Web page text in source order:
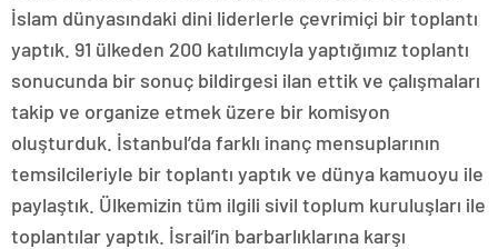
İslam dünyasındaki dini liderlerle çevrimiçi bir toplantı
yaptık. 91 ülkeden 200 katılımcıyla yaptığımız toplantı
sonucunda bir sonuç bildirgesi ilan ettik ve çalışmaları
takip ve organize etmek üzere bir komisyon
oluşturduk. İstanbul’da farklı inanç mensuplarının
temsilcileriyle bir toplantı yaptık ve dünya kamuoyu ile
paylaştık. Ülkemizin tüm ilgili sivil toplum kuruluşları ile
toplantılar yaptık. İsrail’in barbarlıklarına karşı